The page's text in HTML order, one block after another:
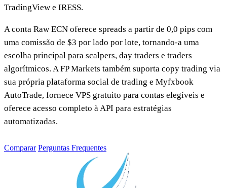
TradingView e IRESS.
A conta Raw ECN oferece spreads a partir de 0,0 pips com
uma comissão de $3 por lado por lote, tornando-a uma
escolha principal para scalpers, day traders e traders
algorítmicos. A FP Markets também suporta copy trading via
sua própria plataforma social de trading e Myfxbook
AutoTrade, fornece VPS gratuito para contas elegíveis e
oferece acesso completo à API para estratégias
automatizadas.
Comparar Perguntas Frequentes